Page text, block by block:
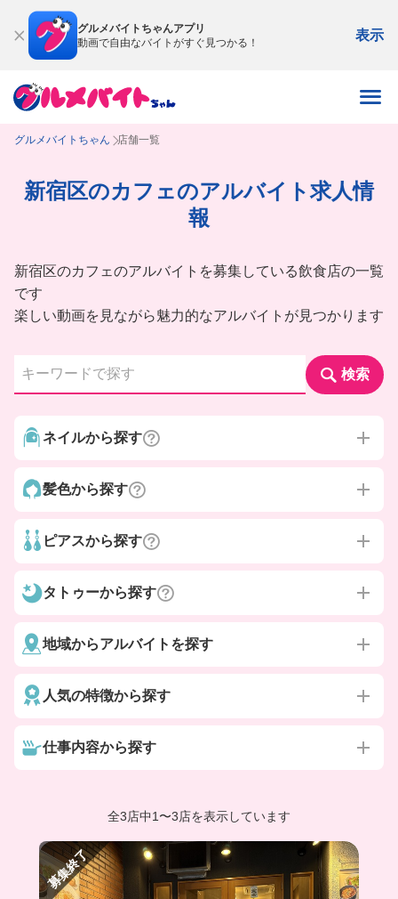
グルメバイトちゃんアプリ
動画で自由なバイトがすぐ見つかる！
表示
グルメバイトちゃん 店舗一覧
新宿区のカフェのアルバイト求人情
報
新宿区のカフェのアルバイトを募集している飲食店の一覧
です
楽しい動画を見ながら魅力的なアルバイトが見つかります
検索
ネイルから探す
髪色から探す
ピアスから探す
タトゥーから探す
地域からアルバイトを探す
人気の特徴から探す
仕事内容から探す
全3店中1 〜3店を表示しています
募集終了